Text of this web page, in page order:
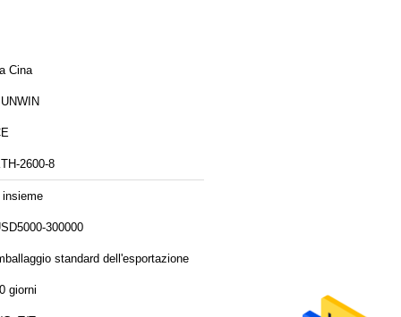
Cina
2600-8
insieme
300000
standard dell'esportazione
giorni